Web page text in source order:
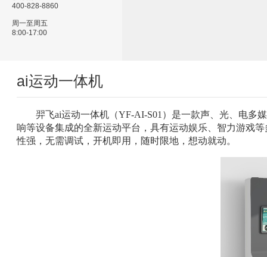
400-828-8860
周一至周五
8:00-17:00
ai运动一体机
羿飞ai运动一体机（YF-AI-S01）是一款声、光、电多
响等设备集成的全新运动平台，具有运动娱乐、智力游戏
性强，无需调试，开机即用，随时限地，想动就动。